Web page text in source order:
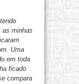
as minhas
Uma
em toda
ficado
compara